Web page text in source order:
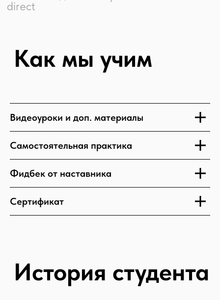
Видеоуроки и доп. материалы
Самостоятельная практика
Фидбек от наставника
Сертификат